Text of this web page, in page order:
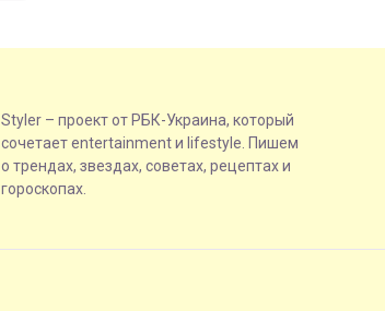
Styler – проект от РБК-Украина, который
сочетает entertainment и lifestyle. Пишем
о трендах, звездах, советах, рецептах и
гороскопах.